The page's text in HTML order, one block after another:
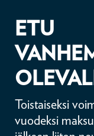
ETU
Toistaiseksi
vuodeksi